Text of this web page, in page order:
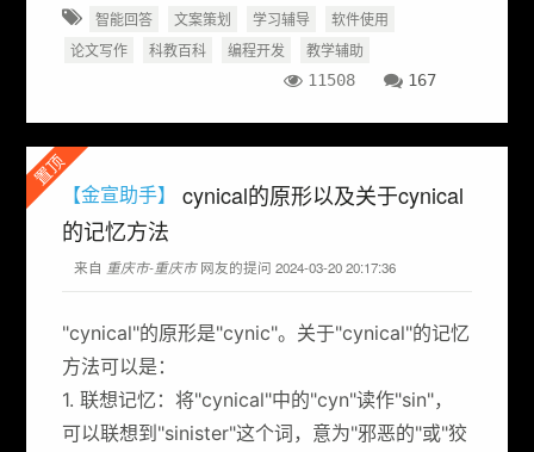
智能回答 文案策划 学习辅导
软件使用
论文写作
科教百科 编程开发 教学辅助
11508 167
置顶
【金宣助手】
cynical的原形以及关于cynical
的记忆方法
来自 重庆市-重庆市网友的提问 2024-03-20 20:17:36
"cynical"的原形是"cynic"。关于"cynical"的记忆
方法可以是：
1. 联想记忆：将"cynical"中的"cyn"读作"sin"，
可以联想到"sinister"这个词，意为"邪恶的"或"狡